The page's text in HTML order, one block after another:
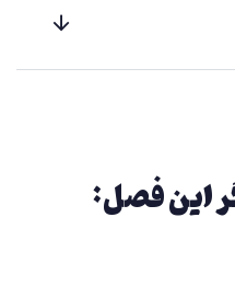
این فصل: